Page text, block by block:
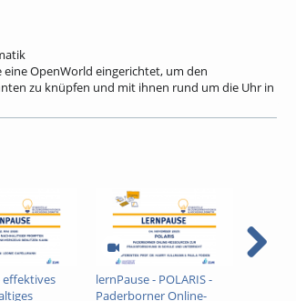
OpenWorld eingerichtet, um den
zu knüpfen und mit ihnen rund um die Uhr in
im Metaverse spontan mit anderen treffen, um
Aufzeichnungen von Lehrveranstaltungen zu
effektives
lernPause - POLARIS -
Paderborner Online-